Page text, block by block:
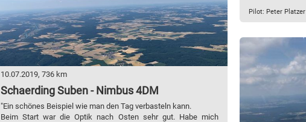
Pilot: Peter Platzer
10.07.2019, 736 km
Schaerding Suben - Nimbus 4DM
"Ein schönes Beispiel wie man den Tag verbasteln kann.
Beim Start war die Optik nach Osten sehr gut. Habe mich